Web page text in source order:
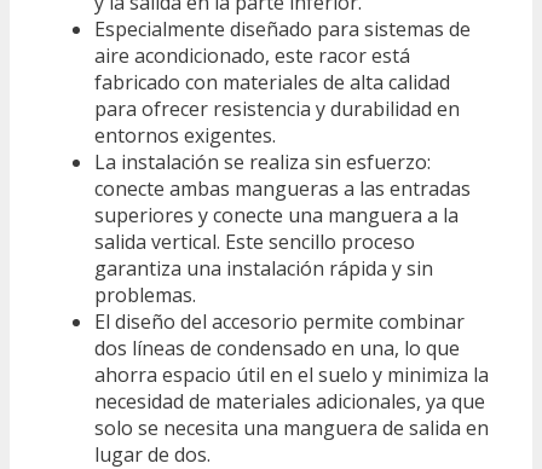
Especialmente diseñado para sistemas de
aire acondicionado, este racor está
fabricado con materiales de alta calidad
para ofrecer resistencia y durabilidad en
entornos exigentes.
La instalación se realiza sin esfuerzo:
conecte ambas mangueras a las entradas
superiores y conecte una manguera a la
salida vertical. Este sencillo proceso
garantiza una instalación rápida y sin
problemas.
El diseño del accesorio permite combinar
dos líneas de condensado en una, lo que
ahorra espacio útil en el suelo y minimiza la
necesidad de materiales adicionales, ya que
solo se necesita una manguera de salida en
lugar de dos.